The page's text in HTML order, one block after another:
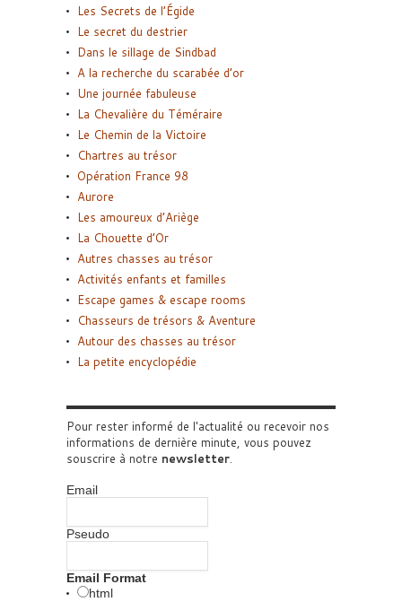
Les Secrets de l’Égide
Le secret du destrier
Dans le sillage de Sindbad
A la recherche du scarabée d’or
Une journée fabuleuse
La Chevalière du Téméraire
Le Chemin de la Victoire
Chartres au trésor
Opération France 98
Aurore
Les amoureux d’Ariège
La Chouette d’Or
Autres chasses au trésor
Activités enfants et familles
Escape games & escape rooms
Chasseurs de trésors & Aventure
Autour des chasses au trésor
La petite encyclopédie
Pour rester informé de l'actualité ou recevoir nos
informations de dernière minute, vous pouvez
souscrire à notre newsletter.
Email
Pseudo
Email Format
html